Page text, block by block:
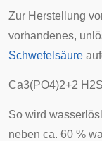
Zur Herstellung
vorhandenes,
Schwefelsäure
Ca3(PO4)2+2 H 2S
So wird
neben ca. 60 %